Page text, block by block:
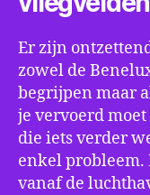
Er zijn
zowel de
begrijpen maar
je vervoerd
die iets verder
enkel probleem.
vanaf de